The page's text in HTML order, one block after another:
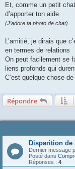
Et, comme un petit
d’apporter ton aide
(J’adore ta photo de chat)
L’amitié, je dirais que
en termes de relations
On peut facilement se
liens profonds qui
C’est quelque chose
Répondre
Disparition de
Dernier message
Posté dans
Réponses : 4